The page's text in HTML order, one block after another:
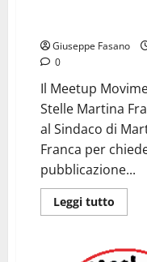
Giuseppe Fasano
0
Il Meetup
Stelle Martina
al Sindaco di
Franca per
pubblicazione...
Leggi tutto